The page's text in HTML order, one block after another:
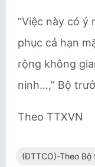
“Việc này có ý
phục cả hạn
rộng không
ninh…,” Bộ
Theo TTXVN
(ĐTTCO)-Theo